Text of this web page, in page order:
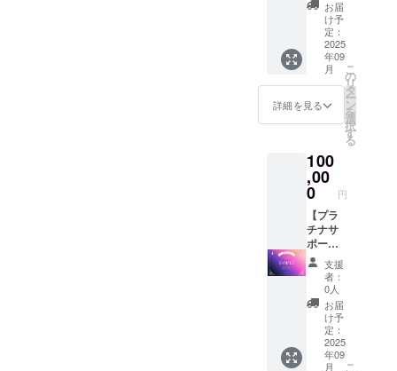
りま
す。 デ
ジタル
支援証
明書サ
イズ：
2000x1
414(px)
※備考欄
お名前
をお書
きくだ
さい
(会社
名・ハ
ンドル
ネーム
でも
可)。
ご支援
の順番
がその
まま掲
載順に
イトお
名前ク
レジッ
ト(3年
間)■ デ
ジタル
支援証
明書サ
アクリ
ルキー
ホル
ダーサ
イズ：
縦4x横
1.7x厚
さ
0.3(cm)
Tシャツ
サイ
ズ：メ
ンズS・
M・L、
メッ
セージ■
■デジタ
ル支援
証明書
(プラチ
ナ)■ ■公
式サイ
トお名
ジット
(6年
間)■ ア
クリル
キーホ
ル
ダー・T
シャツ
が不要
の方は
こちら
のライ
トプラ
ンから
ご支援
お届
け予
定：
2025
年09
月
詳細を見る
こ
の
リ
タ
ー
ン
を
選
択
す
る
100
,00
0 円
【プラ
チナサ
ポー
ター】
■御礼の
メッ
セージ■
■デジタ
ル支援
証明書
(プラチ
支援
者：
0人
お届
け予
定：
2025
年09
月
こ